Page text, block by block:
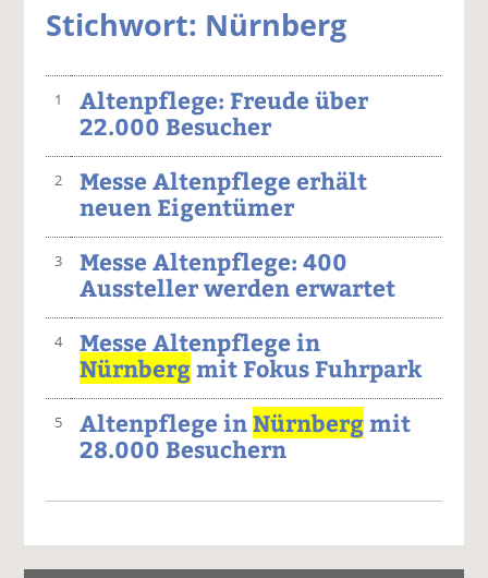
Stichwort: Nürnberg
1
Altenpflege: Freude über
22.000 Besucher
2
Messe Altenpflege erhält
neuen Eigentümer
3
Messe Altenpflege: 400
Aussteller werden erwartet
4
Messe Altenpflege in
Nürnbergmit Fokus Fuhrpark
5 Altenpflege inNürnbergmit
28.000 Besuchern